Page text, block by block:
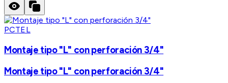
PCTEL
Montaje tipo "L" con perforación 3/4"
Montaje tipo "L" con perforación 3/4"